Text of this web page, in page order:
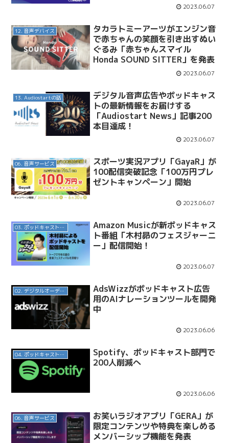
2023.06.07
12. 音声デバイス
タカラトミーアーツがエンジン音
で赤ちゃんの笑顔を引き出すぬい
ぐるみ「赤ちゃんスマイル
Honda SOUND SITTER」を発表
2023.06.07
13. Audiostartの話
デジタル音声広告やポッドキャス
トの最新情報をお届けする
「Audiostart News」記事200
本目達成！
2023.06.07
06. 音声サービス
スポーツ実況アプリ「GayaR」が
100配信突破記念「100万円プレ
ゼントキャンペーン」開始
2023.06.07
03. ポッドキャスト番組
Amazon Musicが新ポッドキャス
ト番組「木村昴のフェスジャーニ
ー」配信開始！
2023.06.07
02. デジタルオーディオ広告（音声広告）
AdsWizzがポッドキャスト広告
用のAIナレーションツールを開発
中
2023.06.06
04. ポッドキャスト配信・制作等
Spotify、ポッドキャスト部門で
200人削減へ
2023.06.06
06. 音声サービス
お笑いラジオアプリ「GERA」が
限定コンテンツや特典を楽しめる
メンバーシップ機能を発表